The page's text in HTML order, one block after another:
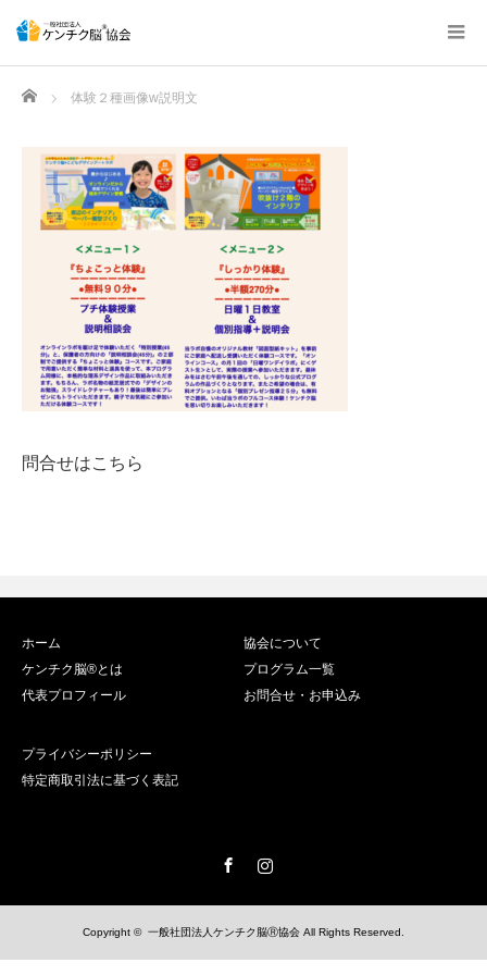
Home 体験２種画像w説明文
問合せはこちら
ホーム
協会について
ケンチク脳®️とは
プログラム一覧
代表プロフィール
お問合せ・お申込み
プライバシーポリシー
特定商取引法に基づく表記
Copyright © 一般社団法人ケンチク脳Ⓡ協会 All Rights Reserved.